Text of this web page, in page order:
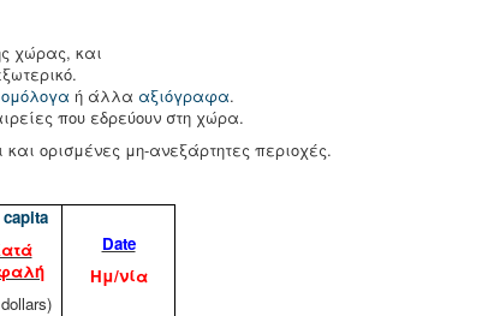
χώρας, και
ομόλογα ή άλλα αξιόγραφα.
που εδρεύουν στη χώρα.
ορισμένες μη-ανεξάρτητες περιοχές.
capita
Date
Ημ/νία